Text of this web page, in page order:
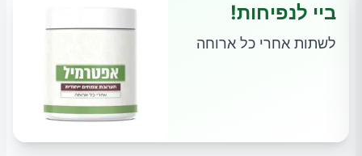
ביי לנפיחות!
לשתות אחרי כל ארוחה